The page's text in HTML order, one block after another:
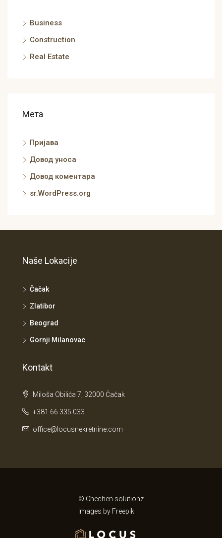
Business
Construction
Real Estate
Мета
Пријава
Довод уноса
Довод коментара
sr.WordPress.org
Naše Lokacije
Čačak
Zlatibor
Beograd
Gornji Milanovac
Kontakt
Miloša Obilića 7, 32000 Čačak
+381 66 335 033
office@locusnekretnine.com
© Chechen solutionz
Images by Freepik